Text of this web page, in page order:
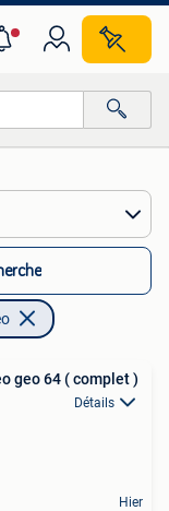
geo 64 ( complet )
Détails
Hier